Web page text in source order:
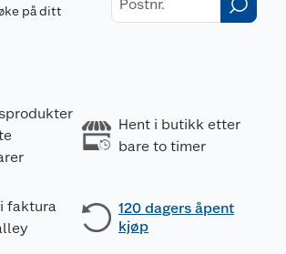
på ditt
Hent i butikk etter
bare to timer
faktura
120 dagers åpent
kjøp